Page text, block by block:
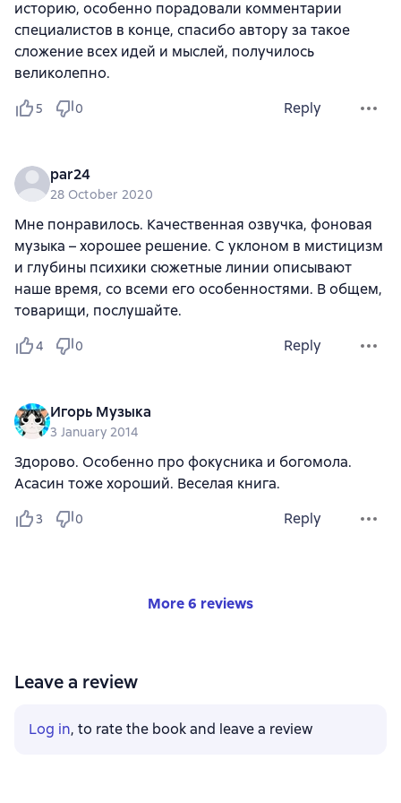
историю, особенно порадовали комментарии
специалистов в конце, спасибо автору за такое
сложение всех идей и мыслей, получилось
великолепно.
5 0 Reply
par24
28 October 2020
Мне понравилось. Качественная озвучка, фоновая
музыка – хорошее решение. С уклоном в мистицизм
и глубины психики сюжетные линии описывают
наше время, со всеми его особенностями. В общем,
товарищи, послушайте.
4 0 Reply
Игорь Музыка
3 January 2014
Здорово. Особенно про фокусника и богомола.
Асасин тоже хороший. Веселая книга.
3 0 Reply
More 6 reviews
Leave a review
Log in, to rate the book and leave a review